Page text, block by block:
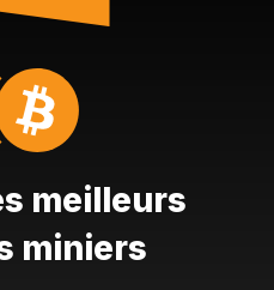
meilleurs
miniers